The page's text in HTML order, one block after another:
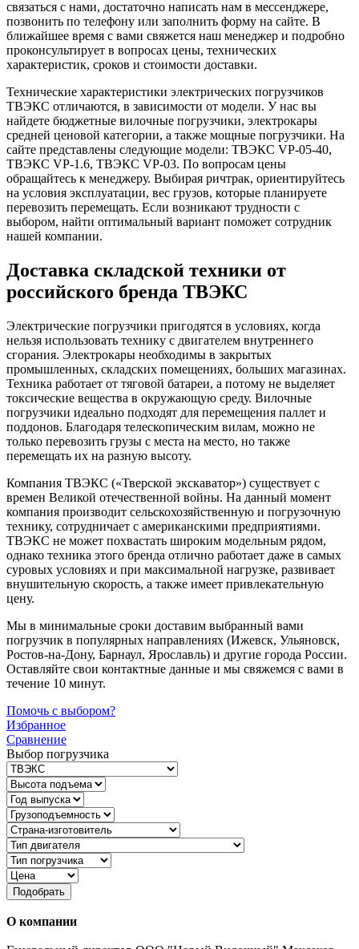
связаться с нами, достаточно написать нам в мессенджере,
позвонить по телефону или заполнить форму на сайте. В
ближайшее время с вами свяжется наш менеджер и подробно
проконсультирует в вопросах цены, технических
характеристик, сроков и стоимости доставки.
Технические характеристики электрических погрузчиков
ТВЭКС отличаются, в зависимости от модели. У нас вы
найдете бюджетные вилочные погрузчики, электрокары
средней ценовой категории, а также мощные погрузчики. На
сайте представлены следующие модели: ТВЭКС VP-05-40,
ТВЭКС VP-1.6, ТВЭКС VP-03. По вопросам цены
обращайтесь к менеджеру. Выбирая ричтрак, ориентируйтесь
на условия эксплуатации, вес грузов, которые планируете
перевозить перемещать. Если возникают трудности с
выбором, найти оптимальный вариант поможет сотрудник
нашей компании.
Доставка складской техники от
российского бренда ТВЭКС
Электрические погрузчики пригодятся в условиях, когда
нельзя использовать технику с двигателем внутреннего
сгорания. Электрокары необходимы в закрытых
промышленных, складских помещениях, больших магазинах.
Техника работает от тяговой батареи, а потому не выделяет
токсические вещества в окружающую среду. Вилочные
погрузчики идеально подходят для перемещения паллет и
поддонов. Благодаря телескопическим вилам, можно не
только перевозить грузы с места на место, но также
перемещать их на разную высоту.
Компания ТВЭКС («Тверской экскаватор») существует с
времен Великой отечественной войны. На данный момент
компания производит сельскохозяйственную и погрузочную
технику, сотрудничает с американскими предприятиями.
ТВЭКС не может похвастать широким модельным рядом,
однако техника этого бренда отлично работает даже в самых
суровых условиях и при максимальной нагрузке, развивает
внушительную скорость, а также имеет привлекательную
цену.
Мы в минимальные сроки доставим выбранный вами
погрузчик в популярных направлениях (Ижевск, Ульяновск,
Ростов-на-Дону, Барнаул, Ярославль) и другие города России.
Оставляйте свои контактные данные и мы свяжемся с вами в
течение 10 минут.
Помочь с выбором?
Избранное
Сравнение
Выбор погрузчика
Подобрать
О компании